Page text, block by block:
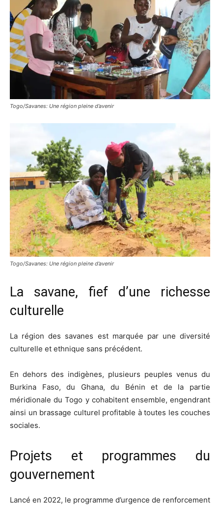
Togo/Savanes: Une région pleine d’avenir
Togo/Savanes: Une région pleine d’avenir
La savane, fief d’une richesse
culturelle
La région des savanes est marquée par une diversité
culturelle et ethnique sans précédent.
En dehors des indigènes, plusieurs peuples venus du
Burkina Faso, du Ghana, du Bénin et de la partie
méridionale du Togo y cohabitent ensemble, engendrant
ainsi un brassage culturel profitable à toutes les couches
sociales.
Projets et programmes du
gouvernement
Lancé en 2022, le programme d’urgence de renforcement